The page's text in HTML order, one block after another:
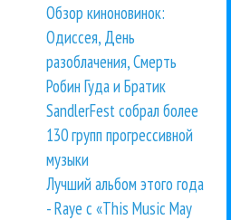
Обзор киноновинок:
Одиссея, День
разоблачения, Смерть
Робин Гуда и Братик
SandlerFest собрал более
130 групп прогрессивной
музыки
Лучший альбом этого года
- Raye с «This Music May